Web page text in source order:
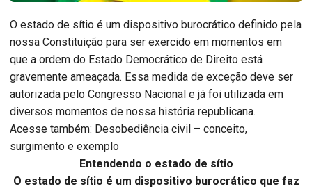
O estado de sítio é um dispositivo burocrático definido pela
nossa Constituição para ser exercido em momentos em
que a ordem do Estado Democrático de Direito está
gravemente ameaçada. Essa medida de exceção deve ser
autorizada pelo Congresso Nacional e já foi utilizada em
diversos momentos de nossa história republicana.
Acesse também: Desobediência civil – conceito,
surgimento e exemplo
Entendendo o estado de sítio
O estado de sítio é um dispositivo burocrático que faz